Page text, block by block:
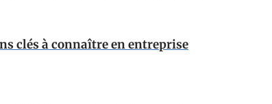
clés à connaître en entreprise